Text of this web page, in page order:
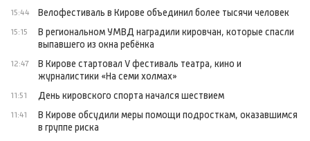
15:44 Велофестиваль в Кирове объединил более тысячи человек
15:15
В региональном УМВД наградили кировчан, которые спасли
выпавшего из окна ребёнка
12:47
В Кирове стартовал V фестиваль театра, кино и
журналистики «На семи холмах»
11:51 День кировского спорта начался шествием
11:41
В Кирове обсудили меры помощи подросткам, оказавшимся
в группе риска